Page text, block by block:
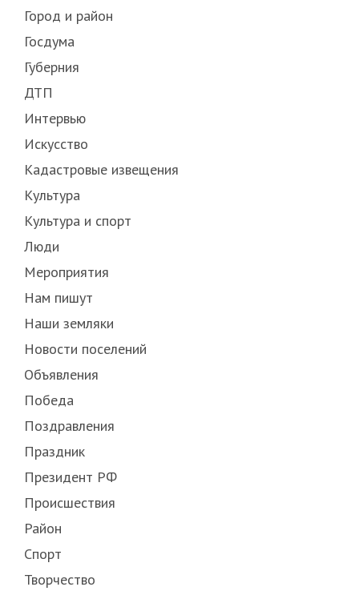
Город и район
Госдума
Губерния
ДТП
Интервью
Искусство
Кадастровые извещения
Культура
Культура и спорт
Люди
Мероприятия
Нам пишут
Наши земляки
Новости поселений
Объявления
Победа
Поздравления
Праздник
Президент РФ
Происшествия
Район
Спорт
Творчество